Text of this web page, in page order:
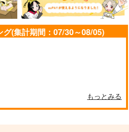
ヤツが友達にな
（税込）
グ(集計期間：07/30～08/05)
もっとみる